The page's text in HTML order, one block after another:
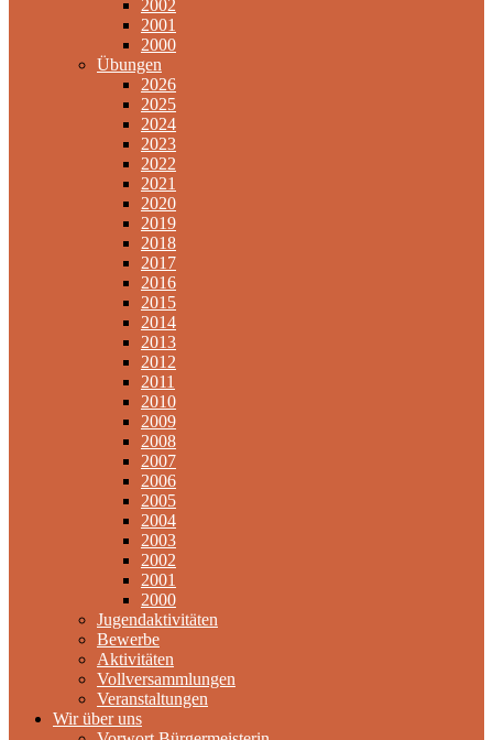
2002
2001
2000
Übungen
2026
2025
2024
2023
2022
2021
2020
2019
2018
2017
2016
2015
2014
2013
2012
2011
2010
2009
2008
2007
2006
2005
2004
2003
2002
2001
2000
Jugendaktivitäten
Bewerbe
Aktivitäten
Vollversammlungen
Veranstaltungen
Wir über uns